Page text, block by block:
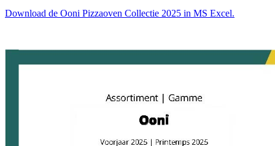
Download de Ooni Pizzaoven Collectie 2025 in MS Excel.